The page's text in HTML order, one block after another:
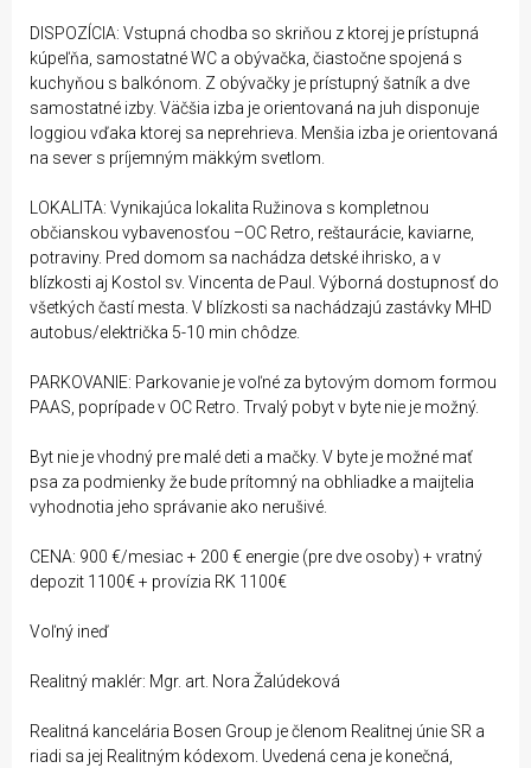
DISPOZÍCIA: Vstupná chodba so skriňou z ktorej je prístupná
kúpeľňa, samostatné WC a obývačka, čiastočne spojená s
kuchyňou s balkónom. Z obývačky je prístupný šatník a dve
samostatné izby. Väčšia izba je orientovaná na juh disponuje
loggiou vďaka ktorej sa neprehrieva. Menšia izba je orientovaná
na sever s príjemným mäkkým svetlom.
LOKALITA: Vynikajúca lokalita Ružinova s kompletnou
občianskou vybavenosťou –OC Retro, reštaurácie, kaviarne,
potraviny. Pred domom sa nachádza detské ihrisko, a v
blízkosti aj Kostol sv. Vincenta de Paul. Výborná dostupnosť do
všetkých častí mesta. V blízkosti sa nachádzajú zastávky MHD
autobus/električka 5-10 min chôdze.
PARKOVANIE: Parkovanie je voľné za bytovým domom formou
PAAS, poprípade v OC Retro. Trvalý pobyt v byte nie je možný.
Byt nie je vhodný pre malé deti a mačky. V byte je možné mať
psa za podmienky že bude prítomný na obhliadke a maijtelia
vyhodnotia jeho správanie ako nerušivé.
CENA: 900 €/mesiac + 200 € energie (pre dve osoby) + vratný
depozit 1100€ + provízia RK 1100€
Voľný ineď
Realitný maklér: Mgr. art. Nora Žalúdeková
Realitná kancelária Bosen Group je členom Realitnej únie SR a
riadi sa jej Realitným kódexom. Uvedená cena je konečná,